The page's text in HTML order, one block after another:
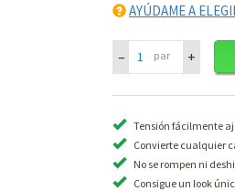
AYÚDAME A
– par +
Tensión fácilmente
Convierte cualquier
No se rompen ni
Consigue un look